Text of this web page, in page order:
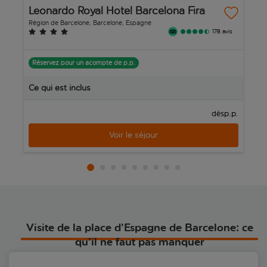
attractions phares de la capitale catalane.
Leonardo Royal Hotel Barcelona Fira
Région de Barcelone, Barcelone, Espagne
178 avis
Réservez pour un acompte de p.p.
Ce qui est inclus
dèsp.p.
Voir le séjour
Visite de la place d’Espagne de Barcelone: ce
qu’il ne faut pas manquer